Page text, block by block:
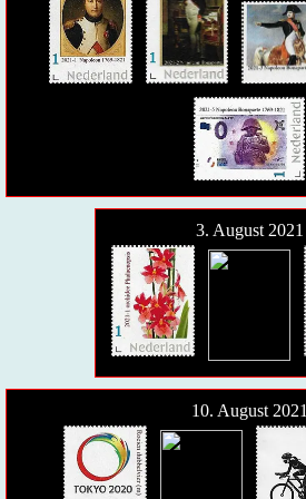
3. August 2021
10. August 2021